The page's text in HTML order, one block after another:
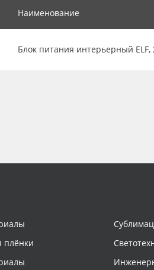
Наименование
Блок питания интерьерный ELF,
плёнки